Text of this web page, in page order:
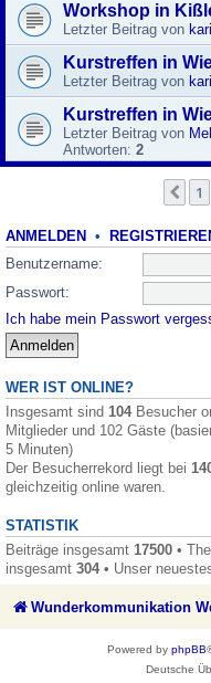
Workshop in
Letzter Beitrag von
Kurstreffen in
Letzter Beitrag von
Kurstreffen in
Letzter Beitrag von
Antworten: 2
1
ANMELDEN •
Benutzername:
Passwort:
Ich habe mein Passwort
WER IST ONLINE?
Insgesamt sind 104Besucher
Mitglieder und 102 Gäste
5 Minuten)
Der Besucherrekord liegt bei
gleichzeitig online waren.
STATISTIK
Beiträge insgesamt 17500 •
insgesamt 304• Unser
Wunderkommunikation
Powered by phpBB
Deutsche